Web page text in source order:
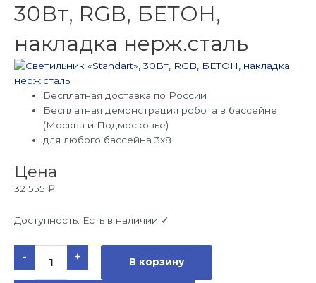
30Вт, RGB, БЕТОН,
накладка нерж.сталь
Бесплатная доставка по России
Бесплатная демонстрация робота в бассейне
(Москва и Подмосковье)
для любого бассейна 3х8
Цена
32 555 ₽
Доступность: Есть в наличии ✓
-
Количество
товара
Светильник
+ В корзину